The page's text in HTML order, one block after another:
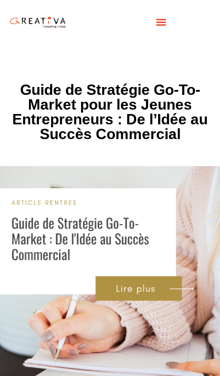
Guide de Stratégie Go-To-
Market pour les Jeunes
Entrepreneurs : De l’Idée au
Succès Commercial